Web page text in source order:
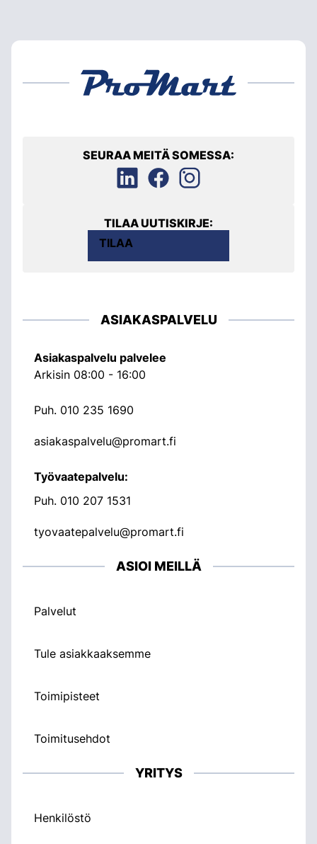
SEURAA MEITÄ SOMESSA:
TILAA UUTISKIRJE:
TILAA
ASIAKASPALVELU
Asiakaspalvelu palvelee
Arkisin 08:00 - 16:00
Puh. 010 235 1690
asiakaspalvelu@promart.fi
Työvaatepalvelu:
Puh. 010 207 1531
tyovaatepalvelu@promart.fi
ASIOI MEILLÄ
Palvelut
Tule asiakkaaksemme
Toimipisteet
Toimitusehdot
YRITYS
Henkilöstö